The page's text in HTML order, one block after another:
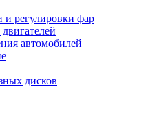
регулировки фар
автомобилей
дисков